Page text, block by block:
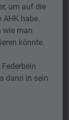
um auf die
AHK habe.
wie man
könnte.
dann in sein